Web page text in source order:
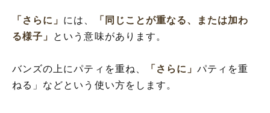
「さらに」 には、
「同じことが重なる、または加わ
る様子」
という意味があります。
バンズの上にパティを重ね、 「さらに」パティを重
ねる」などという使い方をします。